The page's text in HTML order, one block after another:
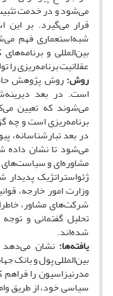
می‌شود و در خدمت
قرار می‌گیرد. بر
شبه‌استعماری فهم
بین‌المللی و
عقلانیت برنامه‌ریزی را
روش:روش پژوهش
است. در بعد
می‌شوند که تعیین
برنامه‌ریزی است و چه
در بعد
می‌شود تا نشان داده
مشاوره‌ای و
ژئواستراتژیک
وزارت امور خارجه،
شرکت‌های مشاور،
تحلیل گفتمانی و
شده‌اند.
یافته‌ها: نشان می‌دهد
بین‌المللی پول و بانک
مدرنیزاسیون را فراهم
سیاسی خود، از طریق